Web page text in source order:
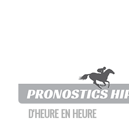
D'HEURE EN HEURE